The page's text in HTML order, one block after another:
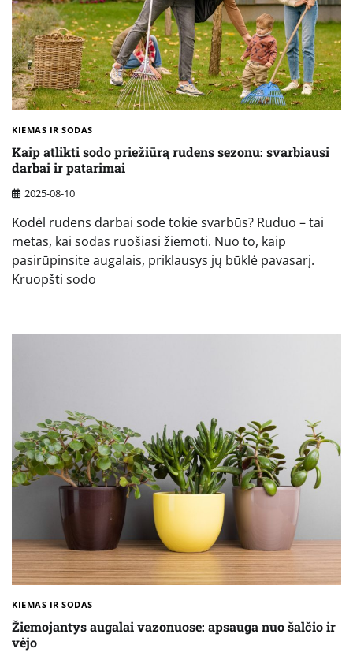
KIEMAS IR SODAS
Kaip atlikti sodo priežiūrą rudens sezonu: svarbiausi
darbai ir patarimai
2025-08-10
Kodėl rudens darbai sode tokie svarbūs? Ruduo – tai
metas, kai sodas ruošiasi žiemoti. Nuo to, kaip
pasirūpinsite augalais, priklausys jų būklė pavasarį.
Kruopšti sodo
KIEMAS IR SODAS
Žiemojantys augalai vazonuose: apsauga nuo šalčio ir
vėjo